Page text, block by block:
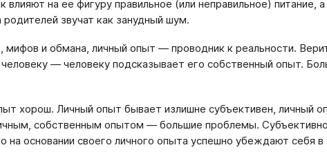
влияют на ее фигуру правильное (или неправильное) питание,
родителей звучат как занудный шум.
и обмана, личный опыт — проводник к реальности.
— человеку подсказывает его собственный опыт.
хорош. Личный опыт бывает излишне субъективен, личный
собственным опытом — большие проблемы.
на основании своего личного опыта успешно убеждают себя